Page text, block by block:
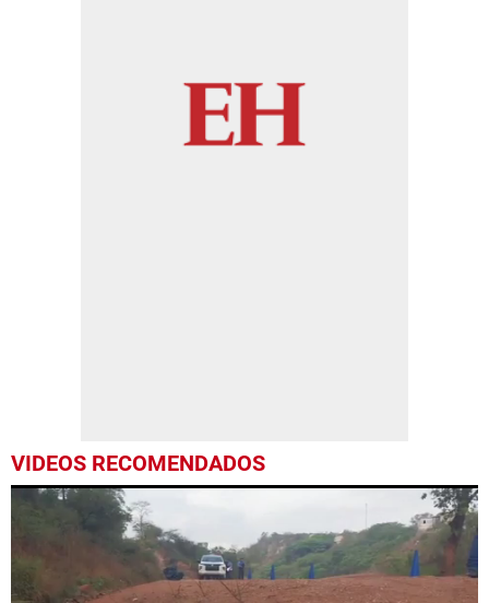
VIDEOS RECOMENDADOS